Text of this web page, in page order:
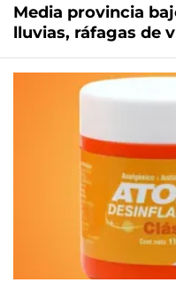
Media provincia
lluvias, ráfagas de